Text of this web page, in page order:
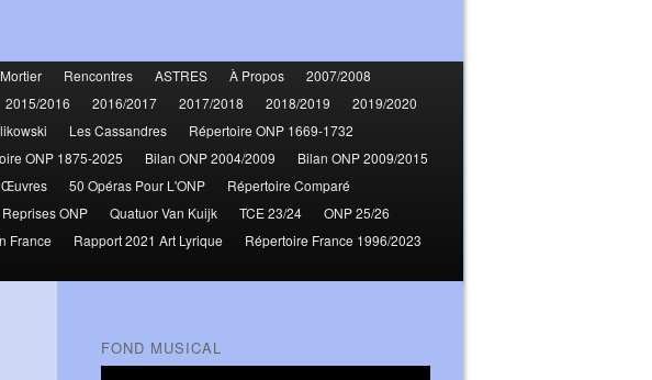
Rencontres ASTRES À Propos
2007/2008
2015/2016 2016/2017 2017/2018 2018/2019
2019/2020
Les Cassandres
Répertoire ONP 1669-1732
ONP 1875-2025 Bilan ONP 2004/2009
Bilan ONP 2009/2015
Œuvres 50 Opéras Pour L'ONP
Répertoire Comparé
ONP Quatuor Van Kuijk TCE 23/24
ONP 25/26
France Rapport 2021 Art Lyrique
Répertoire France 1996/2023
FOND MUSICAL